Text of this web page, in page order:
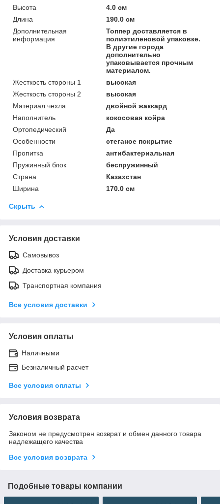
Высота
4.0 см
Длина
190.0 см
Дополнительная
информация
Топпер доставляется в
полиэтиленовой упаковке.
В другие города
дополнительно
упаковывается прочным
материалом.
Жесткость стороны 1
высокая
Жесткость стороны 2
высокая
Материал чехла
двойной жаккард
Наполнитель
кокосовая койра
Ортопедический
Да
Особенности
стеганое покрытие
Пропитка
антибактериальная
Пружинный блок
беспружинный
Страна
Казахстан
Ширина
170.0 см
Скрыть
Условия доставки
Самовывоз
Доставка курьером
Транспортная компания
Все условия доставки
Условия оплаты
Наличными
Безналичный расчет
Все условия оплаты
Условия возврата
Законом не предусмотрен возврат и обмен данного товара
надлежащего качества
Все условия возврата
Подобные товары компании